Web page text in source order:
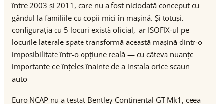
între 2003 și 2011, care nu a fost niciodată conceput cu
gândul la familiile cu copii mici în mașină. Și totuși,
configurația cu 5 locuri există oficial, iar ISOFIX-ul pe
locurile laterale spate transformă această mașină dintr-o
imposibilitate într-o opțiune reală — cu câteva nuanțe
importante de înțeles înainte de a instala orice scaun
auto.
Euro NCAP nu a testat Bentley Continental GT Mk1, ceea